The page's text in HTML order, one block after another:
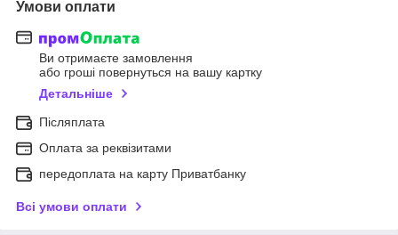
Умови оплати
Ви отримаєте замовлення
або гроші повернуться на вашу картку
Детальніше
Післяплата
Оплата за реквізитами
передоплата на карту Приватбанку
Всі умови оплати